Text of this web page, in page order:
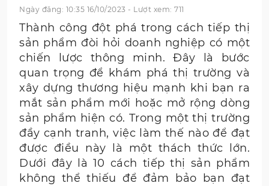
Ngày đăng: 10:35 16/10/2023 - Lượt xem: 711
Thành công đột phá trong cách tiếp thị
sản phẩm đòi hỏi doanh nghiệp có một
chiến lược thông minh. Đây là bước
quan trọng để khám phá thị trường và
xây dựng thương hiệu mạnh khi bạn ra
mắt sản phẩm mới hoặc mở rộng dòng
sản phẩm hiện có. Trong một thị trường
đầy cạnh tranh, việc làm thế nào để đạt
được điều này là một thách thức lớn.
Dưới đây là 10 cách tiếp thị sản phẩm
không thể thiếu để đảm bảo bạn đạt